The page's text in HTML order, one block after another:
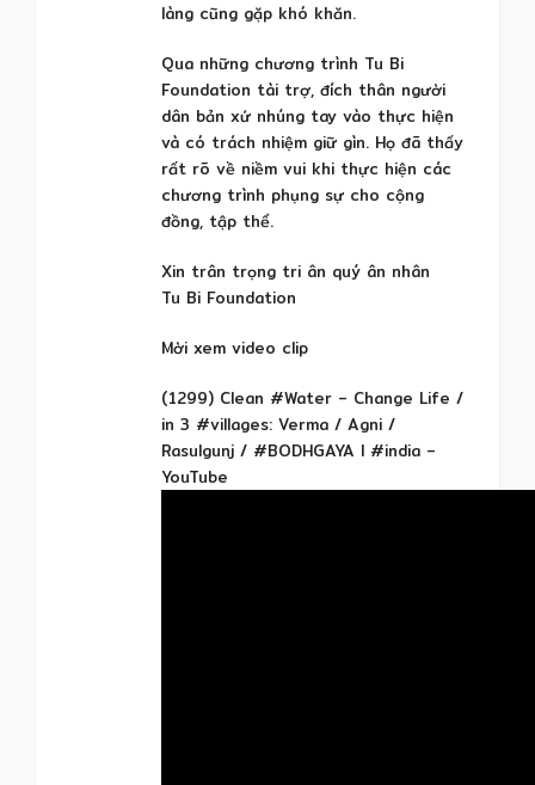
làng cũng gặp khó khăn.
Qua những chương trình Tu Bi
Foundation tài trợ, đích thân người
dân bản xứ nhúng tay vào thực hiện
và có trách nhiệm giữ gìn. Họ đã thấy
rất rõ về niềm vui khi thực hiện các
chương trình phụng sự cho cộng
đồng, tập thể.
Xin trân trọng tri ân quý ân nhân
Tu Bi Foundation
Mời xem video clip
(1299) Clean #Water – Change Life /
in 3 #villages: Verma / Agni /
Rasulgunj / #BODHGAYA l #india –
YouTube